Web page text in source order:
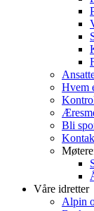
Hvem
Bli
Våre idretter
Alpin